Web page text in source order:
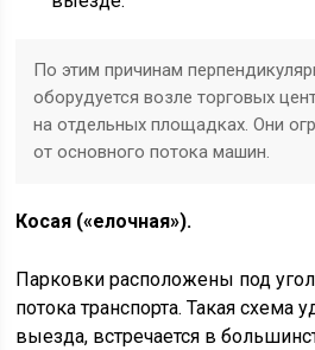
По этим причинам
оборудуется возле торговых
на отдельных площадках. Они
от основного потока машин.
Косая («елочная»).
Парковки расположены под
потока транспорта. Такая схема
выезда, встречается в